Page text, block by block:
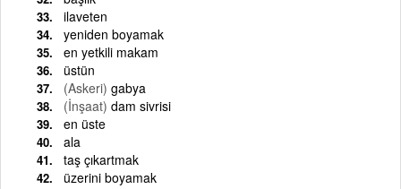
ilaveten
yeniden boyamak
en yetkili makam
üstün
(Askeri) gabya
(İnşaat) dam sivrisi
en üste
ala
taş çıkartmak
üzerini boyamak